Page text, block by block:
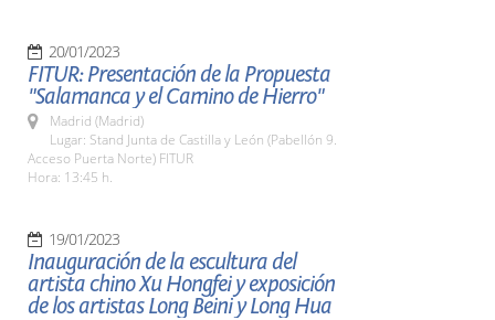
20/01/2023
FITUR: Presentación de la Propuesta
"Salamanca y el Camino de Hierro"
Madrid (Madrid)
Lugar: Stand Junta de Castilla y León (Pabellón 9.
Acceso Puerta Norte) FITUR
Hora: 13:45 h.
19/01/2023
Inauguración de la escultura del
artista chino Xu Hongfei y exposición
de los artistas Long Beini y Long Hua